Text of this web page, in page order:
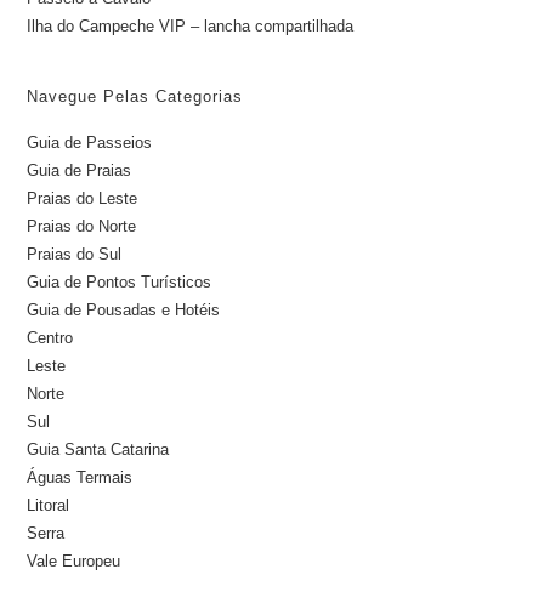
Ilha do Campeche VIP – lancha compartilhada
Navegue Pelas Categorias
Guia de Passeios
Guia de Praias
Praias do Leste
Praias do Norte
Praias do Sul
Guia de Pontos Turísticos
Guia de Pousadas e Hotéis
Centro
Leste
Norte
Sul
Guia Santa Catarina
Águas Termais
Litoral
Serra
Vale Europeu